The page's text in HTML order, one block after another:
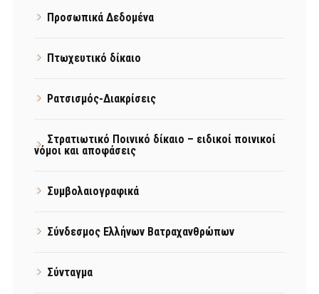
Προσωπικά Δεδομένα
Πτωχευτικό δίκαιο
Ρατσισμός-Διακρίσεις
Στρατιωτικό Ποινικό δίκαιο – ειδικοί ποινικοί
νόμοι και αποφάσεις
Συμβολαιογραφικά
Σύνδεσμος Ελλήνων Βατραχανθρώπων
Σύνταγμα